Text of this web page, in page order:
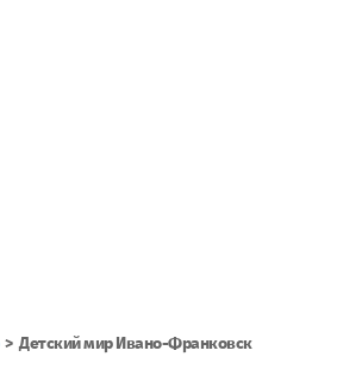
Детский мир Ивано-Франковск